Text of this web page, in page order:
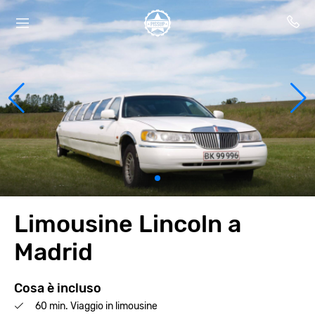
Limousine Lincoln a
Madrid
Cosa è incluso
60 min. Viaggio in limousine